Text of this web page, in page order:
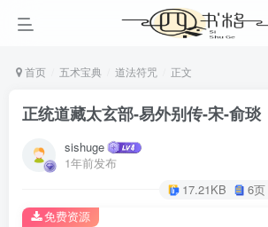
首页 五术宝典 道法符咒 正文
正统道藏太玄部-易外别传-宋-俞琰
sishuge
1年前发布
17.21KB 6页
免费资源